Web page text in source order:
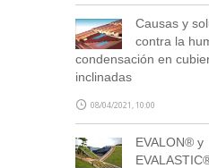
Causas y
contra la
condensación en
inclinadas
08/04/2021, 10:00
EVALON® y